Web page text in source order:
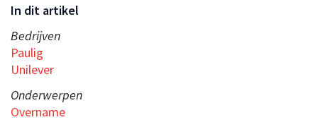
In dit artikel
Bedrijven
Paulig
Unilever
Onderwerpen
Overname